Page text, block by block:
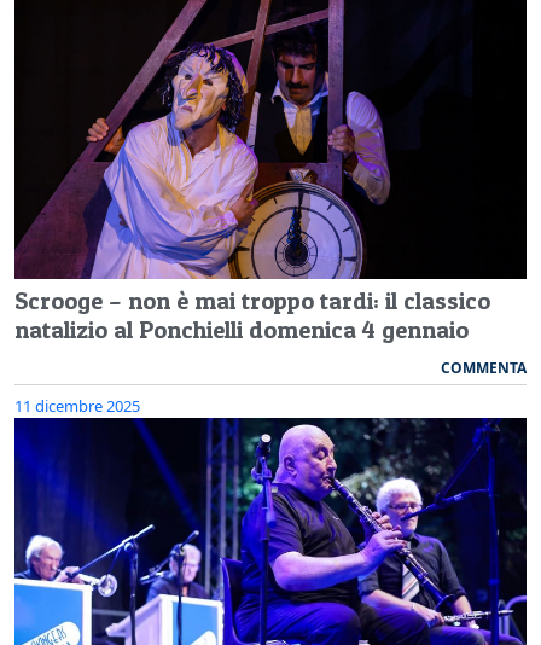
Scrooge – non è mai troppo tardi: il classico
natalizio al Ponchielli domenica 4 gennaio
COMMENTA
11 dicembre 2025